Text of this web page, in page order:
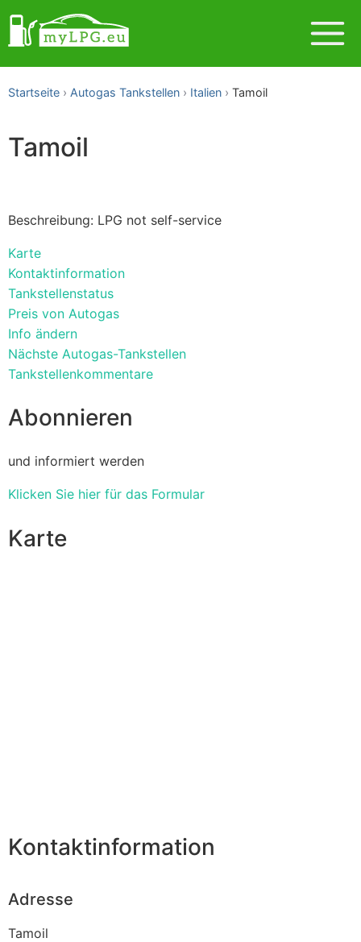
Startseite Autogas Tankstellen Italien Tamoil
Tamoil
Beschreibung: LPG not self-service
Karte
Kontaktinformation
Tankstellenstatus
Preis von Autogas
Info ändern
Nächste Autogas-Tankstellen
Tankstellenkommentare
Abonnieren
und informiert werden
Klicken Sie hier für das Formular
Karte
Kontaktinformation
Adresse
Tamoil